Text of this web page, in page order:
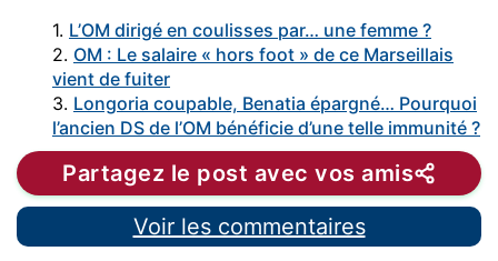
1. L’OM dirigé en coulisses par… une femme ?
2. OM : Le salaire « hors foot » de ce Marseillais
vient de fuiter
3. Longoria coupable, Benatia épargné… Pourquoi
l’ancien DS de l’OM bénéficie d’une telle immunité ?
Partagez le post avec vos amis
Voir les commentaires